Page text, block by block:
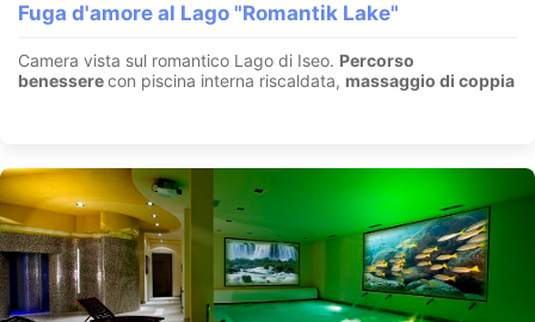
Fuga d'amore al Lago "Romantik Lake"
Camera vista sul romantico Lago di Iseo. Percorso
benesserecon piscina interna riscaldata, massaggio di coppia